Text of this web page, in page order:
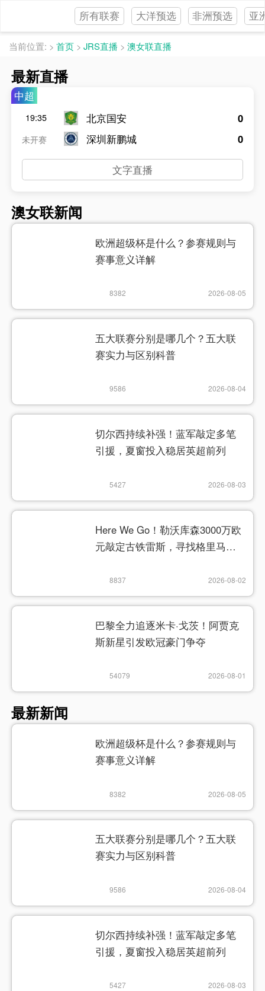
所有联赛 大洋预选 非洲预选 亚
当前位置: > 首页 > JRS直播 > 澳女联直播
最新直播
中超
19:35
未开赛
北京国安
深圳新鹏城
0
0
文字直播
澳女联新闻
欧洲超级杯是什么？参赛规则与
赛事意义详解
8382 2026-08-05
五大联赛分别是哪几个？五大联
赛实力与区别科普
9586 2026-08-04
切尔西持续补强！蓝军敲定多笔
引援，夏窗投入稳居英超前列
5427 2026-08-03
Here We Go！勒沃库森3000万欧
元敲定古铁雷斯，寻找格里马尔
8837 2026-08-02
巴黎全力追逐米卡·戈茨！阿贾克
斯新星引发欧冠豪门争夺
54079 2026-08-01
最新新闻
欧洲超级杯是什么？参赛规则与
赛事意义详解
8382 2026-08-05
五大联赛分别是哪几个？五大联
赛实力与区别科普
9586 2026-08-04
切尔西持续补强！蓝军敲定多笔
引援，夏窗投入稳居英超前列
5427 2026-08-03